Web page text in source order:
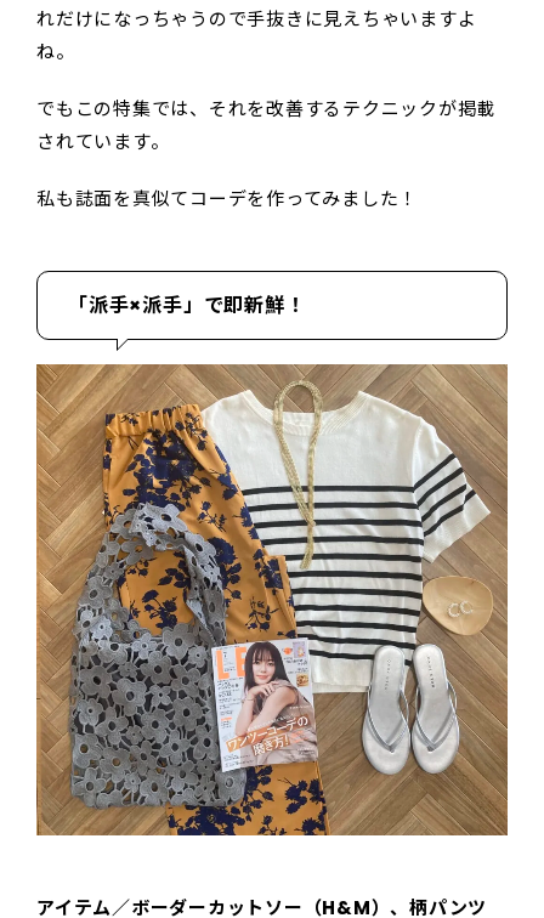
れだけになっちゃうので手抜きに見えちゃいますよ
ね。
でもこの特集では、それを改善するテクニックが掲載
されています。
私も誌面を真似てコーデを作ってみました！
「派手×派手」で即新鮮！
アイテム／ボーダーカットソー（H&M）、柄パンツ